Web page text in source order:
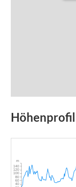
Höhenprofil
40
60
80
100
120
140
m